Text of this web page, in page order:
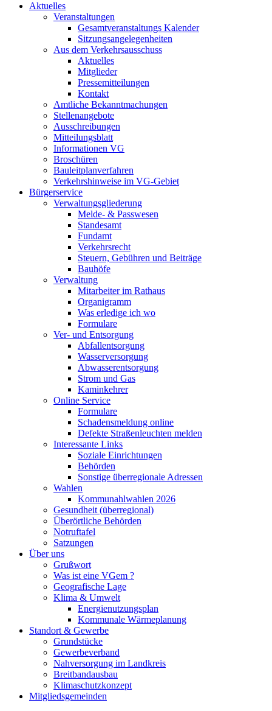
Aktuelles
Veranstaltungen
Gesamtveranstaltungs Kalender
Sitzungsangelegenheiten
Aus dem Verkehrsausschuss
Aktuelles
Mitglieder
Pressemitteilungen
Kontakt
Amtliche Bekanntmachungen
Stellenangebote
Ausschreibungen
Mitteilungsblatt
Informationen VG
Broschüren
Bauleitplanverfahren
Verkehrshinweise im VG-Gebiet
Bürgerservice
Verwaltungsgliederung
Melde- & Passwesen
Standesamt
Fundamt
Verkehrsrecht
Steuern, Gebühren und Beiträge
Bauhöfe
Verwaltung
Mitarbeiter im Rathaus
Organigramm
Was erledige ich wo
Formulare
Ver- und Entsorgung
Abfallentsorgung
Wasserversorgung
Abwasserentsorgung
Strom und Gas
Kaminkehrer
Online Service
Formulare
Schadensmeldung online
Defekte Straßenleuchten melden
Interessante Links
Soziale Einrichtungen
Behörden
Sonstige überregionale Adressen
Wahlen
Kommunahlwahlen 2026
Gesundheit (überregional)
Überörtliche Behörden
Notruftafel
Satzungen
Über uns
Grußwort
Was ist eine VGem ?
Geografische Lage
Klima & Umwelt
Energienutzungsplan
Kommunale Wärmeplanung
Standort & Gewerbe
Grundstücke
Gewerbeverband
Nahversorgung im Landkreis
Breitbandausbau
Klimaschutzkonzept
Mitgliedsgemeinden